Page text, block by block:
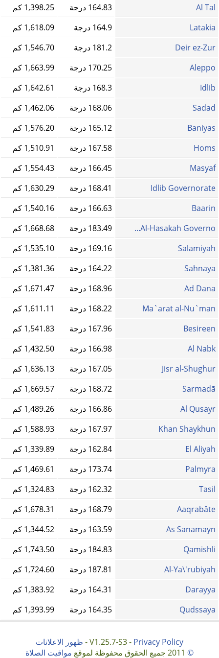
Al Tal 164.83 درجة
1,398.25 كم
Latakia
164.9 درجة
1,618.09 كم
Deir ez-Zur
181.2 درجة
1,546.70 كم
Aleppo
170.25 درجة
1,663.99 كم
Idlib
168.3 درجة
1,642.61 كم
Sadad
168.06 درجة
1,462.06 كم
Baniyas
165.12 درجة
1,576.20 كم
Homs‎
167.58 درجة
1,510.91 كم
Masyaf
166.45 درجة
1,554.43 كم
Idlib Governorate
168.41 درجة
1,630.29 كم
Baarin
166.63 درجة
1,540.16 كم
Al-Hasakah Governo...
183.49 درجة
1,668.68 كم
Salamiyah
169.16 درجة
1,535.10 كم
Sahnaya
164.22 درجة
1,381.36 كم
Ad Dana
168.96 درجة
1,671.47 كم
Ma`arat al-Nu`man
168.22 درجة
1,611.11 كم
Besireen
167.96 درجة
1,541.83 كم
Al Nabk
166.98 درجة
1,432.50 كم
Jisr al-Shughur
167.05 درجة
1,636.13 كم
Sarmadā
168.72 درجة
1,669.57 كم
Al Qusayr
166.86 درجة
1,489.26 كم
Khan Shaykhun
167.97 درجة
1,588.93 كم
El Aliyah
162.84 درجة
1,339.89 كم
Palmyra
173.74 درجة
1,469.61 كم
Tasil
162.32 درجة
1,324.83 كم
Aaqrabâte
168.79 درجة
1,678.31 كم
As Sanamayn
163.59 درجة
1,344.52 كم
Qamishli
184.83 درجة
1,743.50 كم
Al-Ya\'rubiyah
187.81 درجة
1,724.60 كم
Darayya
164.31 درجة
1,383.92 كم
Qudssaya
164.35 درجة 1,393.99 كم
V1.25.7-S3 - Privacy Policy
- ظهور الاعلانات
©
مواقيت الصلاة